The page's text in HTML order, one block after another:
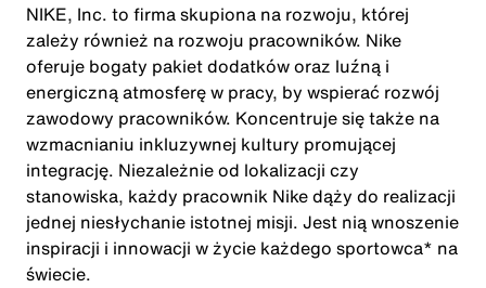
NIKE, Inc. to firma skupiona na rozwoju, której
zależy również na rozwoju pracowników. Nike
oferuje bogaty pakiet dodatków oraz luźną i
energiczną atmosferę w pracy, by wspierać rozwój
zawodowy pracowników. Koncentruje się także na
wzmacnianiu inkluzywnej kultury promującej
integrację. Niezależnie od lokalizacji czy
stanowiska, każdy pracownik Nike dąży do realizacji
jednej niesłychanie istotnej misji. Jest nią wnoszenie
inspiracji i innowacji w życie każdego sportowca* na
świecie.